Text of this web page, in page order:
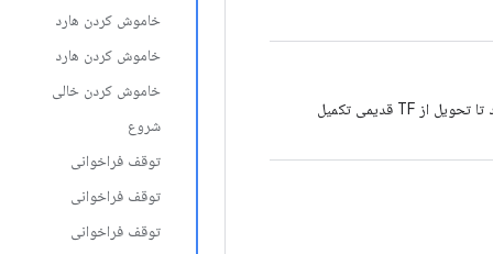
خاموش کردن هارد
خاموش کردن هارد
خاموش کردن خالی
شروع
توقف فراخوانی
توقف فراخوانی
توقف فراخوانی
منتظر می‌ماند تا زمانبند شروع به اجرا کند، از جمله در صورت لزوم، منتظر می‌ماند تا تحویل از TF قدیمی تکمیل